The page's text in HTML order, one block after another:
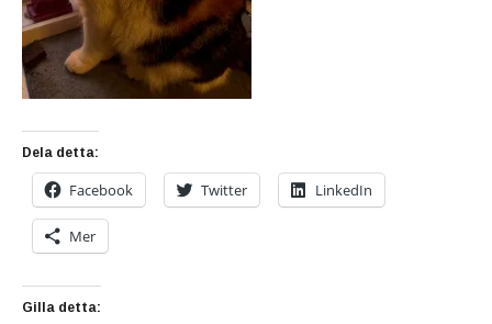
Dela detta:
Facebook Twitter LinkedIn
Mer
Gilla detta: